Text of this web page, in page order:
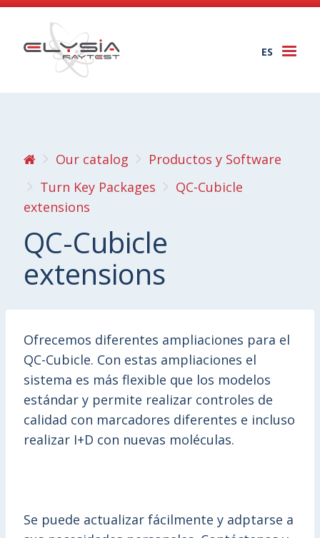
ES
Our catalog
Productos y Software
Turn Key Packages
QC-Cubicle
extensions
QC-Cubicle
extensions
Ofrecemos diferentes ampliaciones para el
QC-Cubicle. Con estas ampliaciones el
sistema es más flexible que los modelos
estándar y permite realizar controles de
calidad con marcadores diferentes e incluso
realizar I+D con nuevas moléculas.
Se puede actualizar fácilmente y adptarse a